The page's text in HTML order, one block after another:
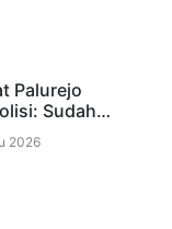
Palurejo
Sudah…
2026